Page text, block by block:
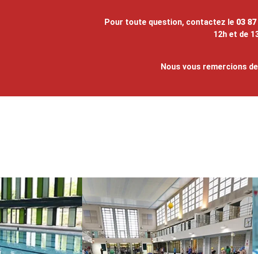
Pour toute question, contactez le 03
12h et de
Nous vous remercions